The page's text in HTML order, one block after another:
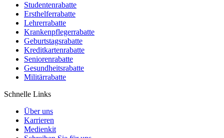
Studentenrabatte
Ersthelferrabatte
Lehrerrabatte
Krankenpflegerrabatte
Geburtstagsrabatte
Kreditkartenrabatte
Seniorenrabatte
Gesundheitsrabatte
Militärrabatte
Schnelle Links
Über uns
Karrieren
Medienkit